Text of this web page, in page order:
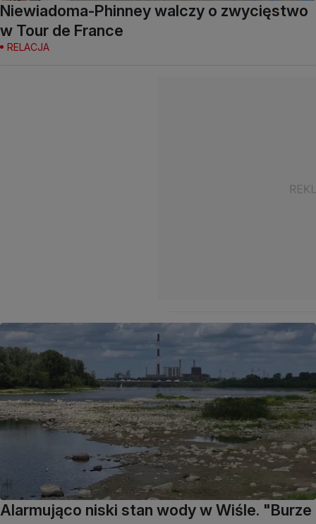
Niewiadoma-Phinney walczy o zwycięstwo
w Tour de France
RELACJA
Alarmująco niski stan wody w Wiśle. "Burze